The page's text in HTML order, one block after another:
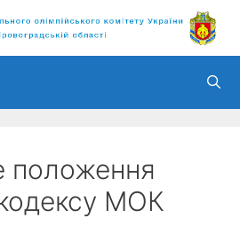
положення
МОК